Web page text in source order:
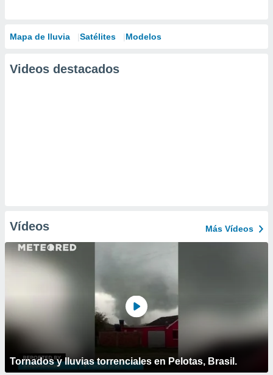
Mapa de lluvia Satélites Modelos
Videos destacados
Vídeos Más Vídeos
Tornados y lluvias torrenciales en Pelotas, Brasil.